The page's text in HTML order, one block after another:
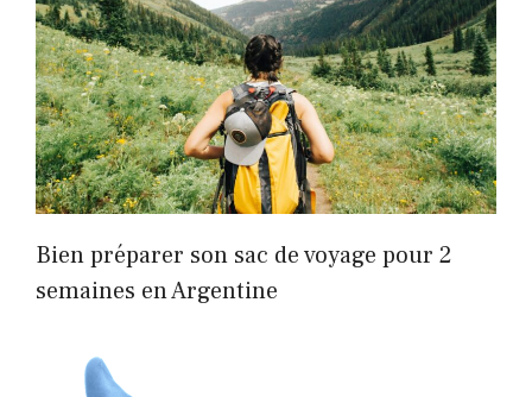
Bien préparer son sac de voyage pour 2
semaines en Argentine